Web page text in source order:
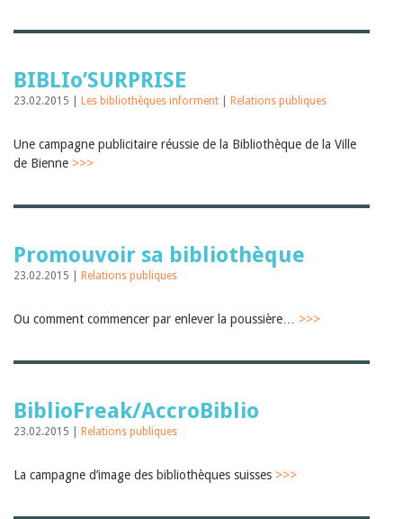
BIBLIo’SURPRISE
23.02.2015 | Les bibliothèques informent Relations publiques
Une campagne publicitaire réussie de la Bibliothèque de la Ville
de Bienne >>>
Promouvoir sa bibliothèque
23.02.2015 | Relations publiques
Ou comment commencer par enlever la poussière… >>>
BiblioFreak/AccroBiblio
23.02.2015 | Relations publiques
La campagne d’image des bibliothèques suisses >>>